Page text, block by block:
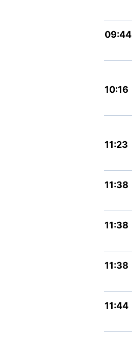
09:44
10:16
11:23
11:38
11:38
11:38
11:44